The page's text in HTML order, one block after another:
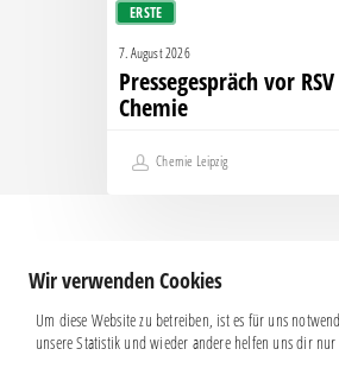
ERSTE
7. August 2026
Pressegespräch vor
Chemie
Chemie Leipzig
Wir verwenden Cookies
Um diese Website zu betreiben, ist es für uns
unsere Statistik und wieder andere helfen uns dir